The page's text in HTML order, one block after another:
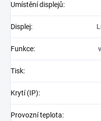
Umístění displejů:
Displej:
Funkce:
Tisk:
Krytí (IP):
Provozní teplota: